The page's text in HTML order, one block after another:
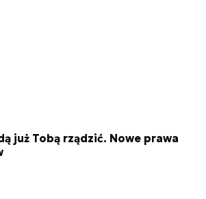
już Tobą rządzić. Nowe prawa